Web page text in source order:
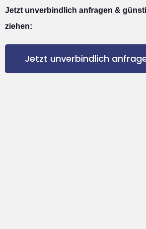
Jetzt unverbindlich anfragen &
ziehen:
Jetzt unverbindlich